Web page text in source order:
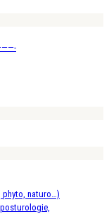
phyto, naturo…)